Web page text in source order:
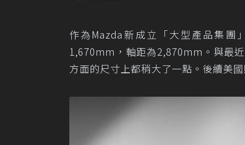
作為Mazda新成立「大型產品集團
1,670mm，軸距為2,870mm。與最
方面的尺寸上都稍大了一點。後續美